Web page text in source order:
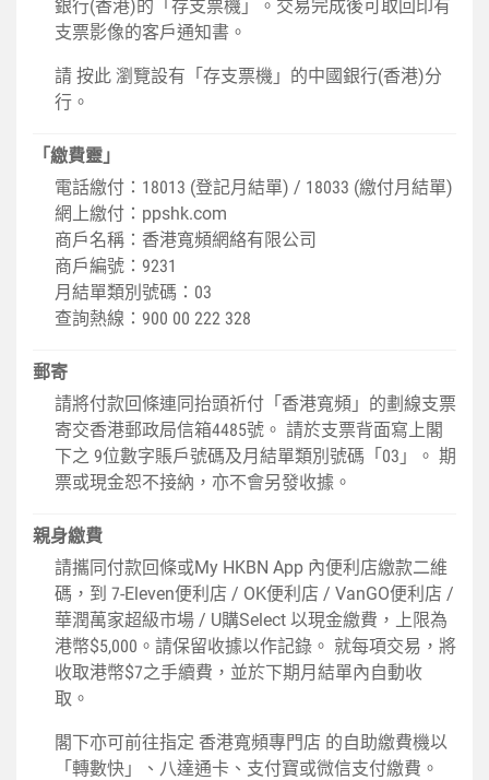
銀行(香港)的「存支票機」。交易完成後可取回印有
支票影像的客戶通知書。
請 按此 瀏覽設有「存支票機」的中國銀行(香港)分
行。
「繳費靈」
電話繳付：18013 (登記月結單) / 18033 (繳付月結單)
網上繳付： ppshk.com
商戶名稱：香港寬頻網絡有限公司
商戶編號：9231
月結單類別號碼：03
查詢熱線：900 00 222 328
郵寄
請將付款回條連同抬頭祈付「香港寬頻」的劃線支票
寄交香港郵政局信箱4485號。 請於支票背面寫上閣
下之 9位數字賬戶號碼及月結單類別號碼「03」。 期
票或現金恕不接納，亦不會另發收據。
親身繳費
請攜同付款回條或My HKBN App 內便利店繳款二維
碼，到 7-Eleven便利店 / OK便利店 / VanGO便利店 /
華潤萬家超級市場 / U購Select 以現金繳費，上限為
港幣$5,000。請保留收據以作記錄。 就每項交易，將
收取港幣$7之手續費，並於下期月結單內自動收
取。
閣下亦可前往指定 香港寬頻專門店 的自助繳費機以
「轉數快」、八達通卡、支付寶或微信支付繳費。